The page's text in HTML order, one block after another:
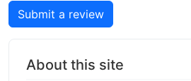
Submit a review
About this site